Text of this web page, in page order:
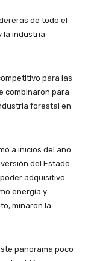
de todo el
la industria
para las
combinaron para
forestal en
a inicios del año
del Estado
adquisitivo
energía y
minaron la
panorama poco